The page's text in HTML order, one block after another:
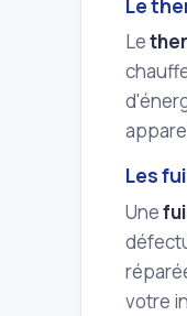
Le
Le
Les
Une
votre